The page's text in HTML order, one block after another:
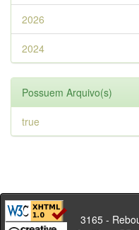
2026
2024
Possuem Arquivo(s)
true
Av.
3165 -